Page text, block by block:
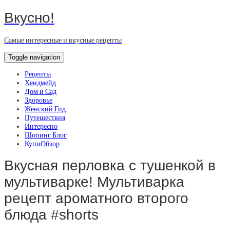
Вкусно!
Самые интересные и вкусные рецепты
Toggle navigation
Рецепты
Хендмейд
Дом и Сад
Здоровье
Женский Гид
Путешествия
Интересно
Шопинг Блог
КупиОбзор
Вкусная перловка с тушенкой в
мультиварке! Мультиварка
рецепт ароматного второго
блюда #shorts